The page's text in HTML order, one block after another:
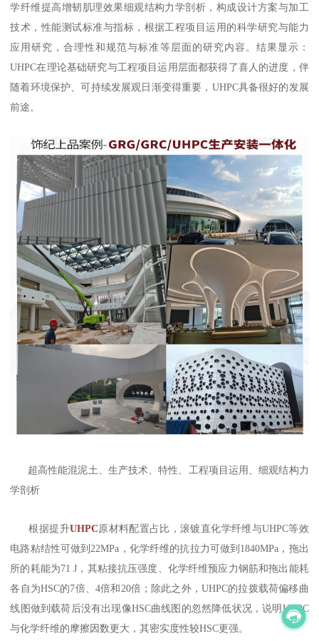
学纤维提高增韧肌理效果细观结构力学剖析，构成设计方案与加工
技术，性能测试标准与指标，根据工程项目运用的科学研究与能力
应用研究，合理性和规范与标准等层面的研究内容。结果显示：
UHPC在理论基础研究与工程项目运用层面都获得了喜人的进度，伴
随着环境保护、可持续发展观日渐变得重要，UHPC具备很好的发展
前途。
超高性能混泥土、生产技术、特性、工程项目运用、细观结构力
学剖析
根据提升UHPC原材料配置占比，滚镀直化学纤维与UHPC等效
电路粘结性可做到22MPa，化学纤维的抗拉力可做到1840MPa，拖出
所的耗能为71 J，其粘接抗压强度、化学纤维预应力钢筋和拖出能耗
各自为HSC的7倍、4倍和20倍；除此之外，UHPC的拉拨载荷偏移曲
线图做到载荷后没有出现像HSC曲线图的忽然降低状况，说明UHPC
与化学纤维的摩擦因数更大，其密实度性较HSC更强。